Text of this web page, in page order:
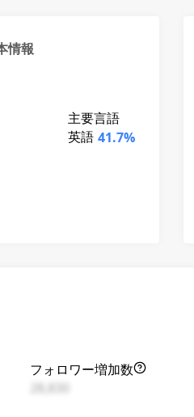
情報
主要言語
英語 41.7%
フォロワー増加数